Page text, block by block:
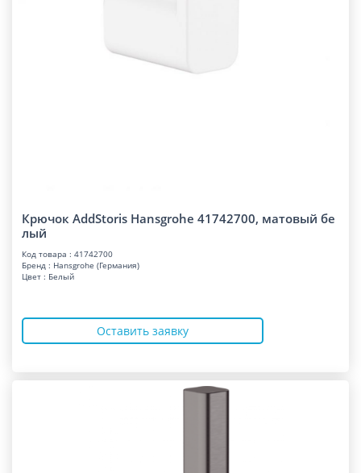
Крючок AddStoris Hansgrohe 41742700, матовый бе
лый
Код товара : 41742700
Бренд : Hansgrohe (Германия)
Цвет : Белый
Оставить заявку